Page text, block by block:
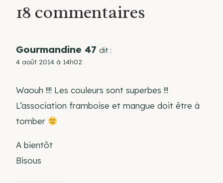
18 commentaires
Gourmandine 47 dit :
4 août 2014 à 14h02
Waouh !!!! Les couleurs sont superbes !!!
L’association framboise et mangue doit être à
tomber
A bientôt
Bisous